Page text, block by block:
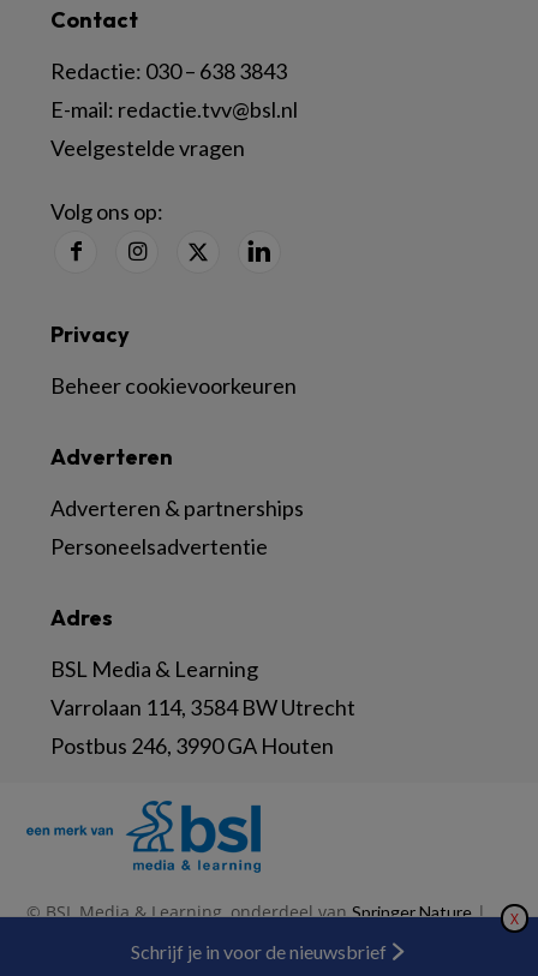
Contact
Redactie: 030 – 638 3843
E-mail: redactie.tvv@bsl.nl
Veelgestelde vragen
Volg ons op:
Adres
BSL Media & Learning
Varrolaan 114, 3584 BW Utrecht
Postbus 246, 3990 GA Houten
Adverteren
Adverteren & partnerships
Personeelsadvertentie
Privacy
Beheer cookievoorkeuren
© BSL Media & Learning, onderdeel vanSpringer Nature| X
Schrijf je in voor de nieuwsbrief
Nieuwsbrief Abonneren